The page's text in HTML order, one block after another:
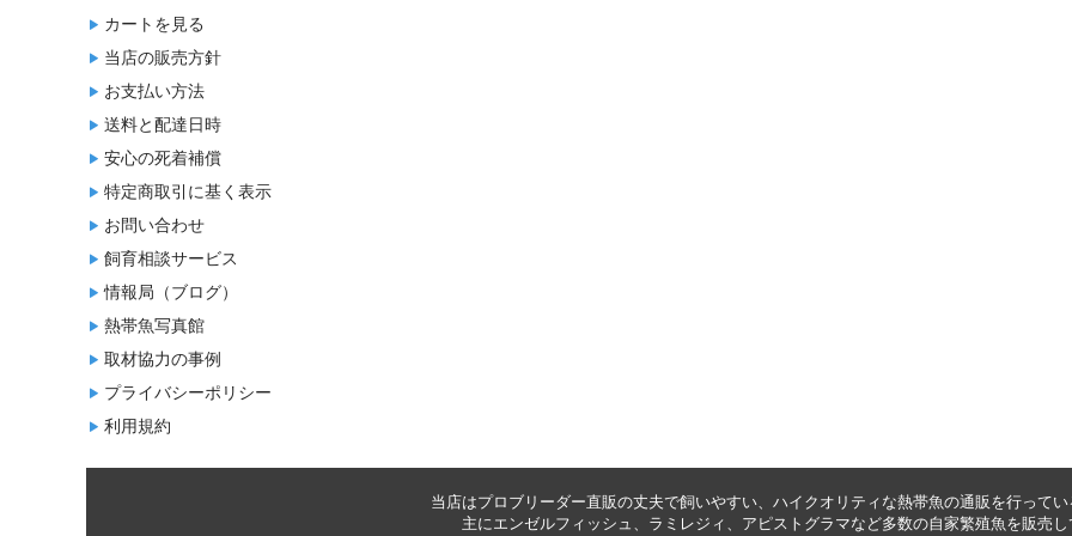
カートを見る
当店の販売方針
お支払い方法
送料と配達日時
安心の死着補償
特定商取引に基く表示
お問い合わせ
飼育相談サービス
情報局（ブログ）
熱帯魚写真館
取材協力の事例
プライバシーポリシー
利用規約
当店はプロブリーダー直販の丈夫で飼いやすい、ハイクオリティな熱帯魚の通販 を行ってい
主にエンゼルフィッシュ 、 ラミレジィ 、 アピストグラマなど多数の自家繁殖魚を販売 し